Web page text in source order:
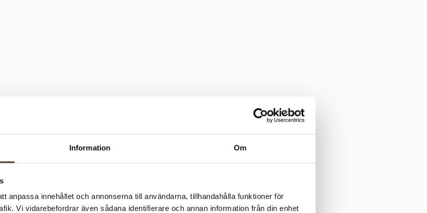
Information Om
anpassa innehållet och annonserna till användarna, tillhandahålla funktioner för
Vi vidarebefordrar även sådana identifierare och annan information från din enhet